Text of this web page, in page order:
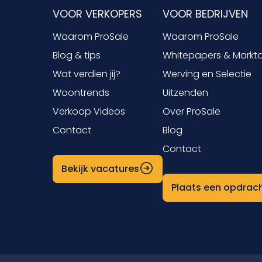
VOOR VERKOPERS
Waarom ProSale
Blog & tips
Wat verdien jij?
Woontrends
Verkoop Videos
Contact
Bekijk vacatures
VOOR BEDRIJVEN
Waarom ProSale
Whitepapers &
Werving en Selectie
Uitzenden
Over ProSale
Blog
Contact
Plaats een